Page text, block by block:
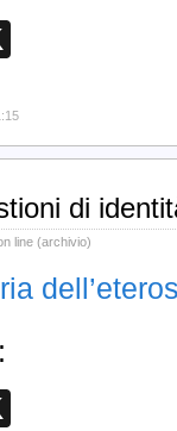
di
line (archivio)